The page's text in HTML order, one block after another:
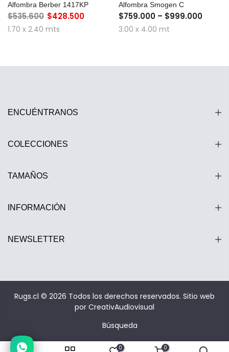
Alfombra Berber 1417KP
$535.600 $428.500
1.70 x 2.40 mts
Alfombra Smogen C
$759.000 – $999.000
3.00 x 4.00 mt
ENCUÉNTRANOS
COLECCIONES
TAMAÑOS
INFORMACIÓN
NEWSLETTER
Rugs.cl © 2026 Todos los derechos reservados. Sitio web
por CreativAudiovisual
Búsqueda
0 0